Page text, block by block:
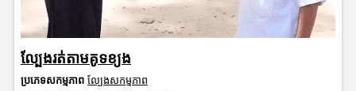
ល្បែងរត់តាមគូទខ្យង
ប្រភេទសកម្មភាព ល្បែងសកម្មភាព